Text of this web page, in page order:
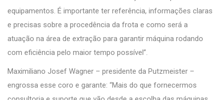
equipamentos. É importante ter referência, informações claras
e precisas sobre a procedência da frota e como será a
atuação na área de extração para garantir máquina rodando
com eficiência pelo maior tempo possível”.
Maximiliano Josef Wagner – presidente da Putzmeister –
engrossa esse coro e garante: “Mais do que fornecermos